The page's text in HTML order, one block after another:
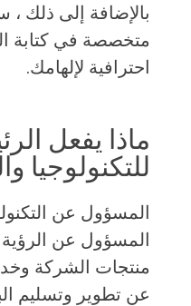
بالإضافة إلى ذلك
متخصصة في كتابة
احترافية لإلهامك.
ماذا يفعل
المسؤول عن
المسؤول عن الرؤية
منتجات الشركة
عن تطوير وتسليم